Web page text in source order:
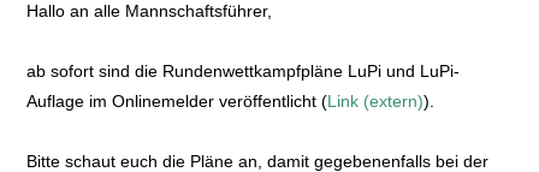
Hallo an alle Mannschaftsführer,
ab sofort sind die Rundenwettkampfpläne LuPi und LuPi-
Auflage im Onlinemelder veröffentlicht (Link (extern)).
Bitte schaut euch die Pläne an, damit gegebenenfalls bei der